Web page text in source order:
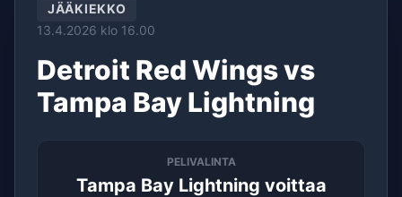
JÄÄKIEKKO
13.4.2026 klo 16.00
Detroit Red Wings vs
Tampa Bay Lightning
PELIVALINTA
Tampa Bay Lightning voittaa